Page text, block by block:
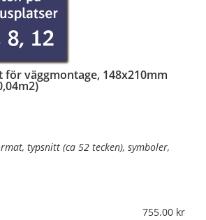
för väggmontage, 148x210mm
typsnitt (ca 52 tecken), symboler,
0,7mm (väggmontage)
(eller annat mått upp till 0,04m²)
755.00